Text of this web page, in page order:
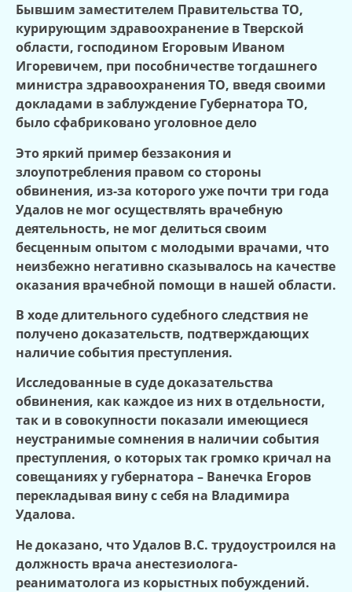
Бывшим заместителем Правительства ТО,
курирующим здравоохранение в Тверской
области, господином Егоровым Иваном
Игоревичем, при пособничестве тогдашнего
министра здравоохранения ТО, введя своими
докладами в заблуждение Губернатора ТО,
было сфабриковано уголовное дело
Это яркий пример беззакония и
злоупотребления правом со стороны
обвинения, из-за которого уже почти три года
Удалов не мог осуществлять врачебную
деятельность, не мог делиться своим
бесценным опытом с молодыми врачами, что
неизбежно негативно сказывалось на качестве
оказания врачебной помощи в нашей области.
В ходе длительного судебного следствия не
получено доказательств, подтверждающих
наличие события преступления.
Исследованные в суде доказательства
обвинения, как каждое из них в отдельности,
так и в совокупности показали имеющиеся
неустранимые сомнения в наличии события
преступления, о которых так громко кричал на
совещаниях у губернатора – Ванечка Егоров
перекладывая вину с себя на Владимира
Удалова.
Не доказано, что Удалов В.С. трудоустроился на
должность врача анестезиолога-
реаниматолога из корыстных побуждений.